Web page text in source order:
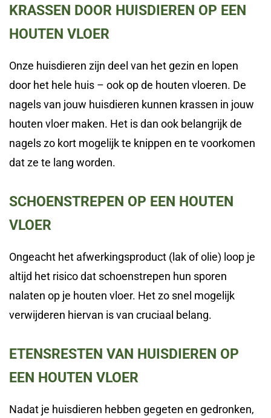
KRASSEN DOOR HUISDIEREN OP EEN
HOUTEN VLOER
Onze huisdieren zijn deel van het gezin en lopen
door het hele huis – ook op de houten vloeren. De
nagels van jouw huisdieren kunnen krassen in jouw
houten vloer maken. Het is dan ook belangrijk de
nagels zo kort mogelijk te knippen en te voorkomen
dat ze te lang worden.
SCHOENSTREPEN OP EEN HOUTEN
VLOER
Ongeacht het afwerkingsproduct (lak of olie) loop je
altijd het risico dat schoenstrepen hun sporen
nalaten op je houten vloer. Het zo snel mogelijk
verwijderen hiervan is van cruciaal belang.
ETENSRESTEN VAN HUISDIEREN OP
EEN HOUTEN VLOER
Nadat je huisdieren hebben gegeten en gedronken,